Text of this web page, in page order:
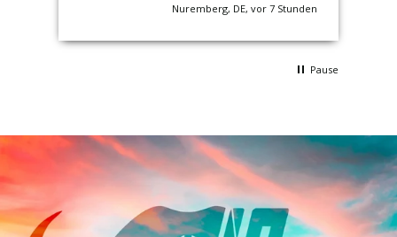
Nuremberg, DE, vor 7 Stunden
Pause